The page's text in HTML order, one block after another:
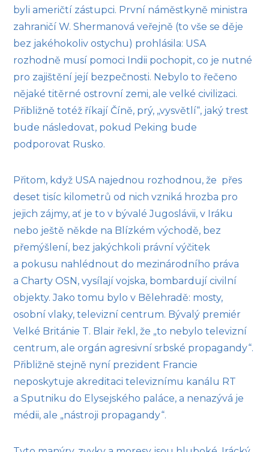
byli američtí zástupci. První náměstkyně ministra
zahraničí W. Shermanová veřejně (to vše se děje
bez jakéhokoliv ostychu) prohlásila: USA
rozhodně musí pomoci Indii pochopit, co je nutné
pro zajištění její bezpečnosti. Nebylo to řečeno
nějaké titěrné ostrovní zemi, ale velké civilizaci.
Přibližně totéž říkají Číně, prý, „vysvětlí“, jaký trest
bude následovat, pokud Peking bude
podporovat Rusko.
Přitom, když USA najednou rozhodnou, že přes
deset tisíc kilometrů od nich vzniká hrozba pro
jejich zájmy, ať je to v bývalé Jugoslávii, v Iráku
nebo ještě někde na Blízkém východě, bez
přemýšlení, bez jakýchkoli právní výčitek
a pokusu nahlédnout do mezinárodního práva
a Charty OSN, vysílají vojska, bombardují civilní
objekty. Jako tomu bylo v Bělehradě: mosty,
osobní vlaky, televizní centrum. Bývalý premiér
Velké Británie T. Blair řekl, že „to nebylo televizní
centrum, ale orgán agresivní srbské propagandy“.
Přibližně stejně nyní prezident Francie
neposkytuje akreditaci televiznímu kanálu RT
a Sputniku do Elysejského paláce, a nenazývá je
médii, ale „nástroji propagandy“.